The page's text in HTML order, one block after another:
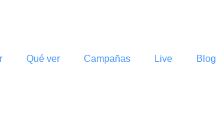
Qué ver Campañas Live Blog